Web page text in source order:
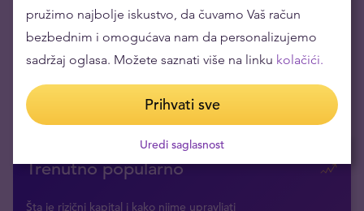
Koje aktive čuvaju kupovnu moć u vreme krize
26.04.2022
Trenutno popularno
Šta je rizični kapital i kako njime upravljati
pružimo najbolje iskustvo, da čuvamo Vaš račun
bezbednim i omogućava nam da personalizujemo
sadržaj oglasa. Možete saznati više na linku kolačići.
Prihvati sve
Uredi saglasnost